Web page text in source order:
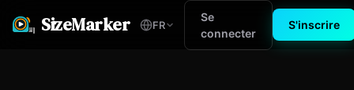
SizeMarker FR
Se
connecter
S'inscrire